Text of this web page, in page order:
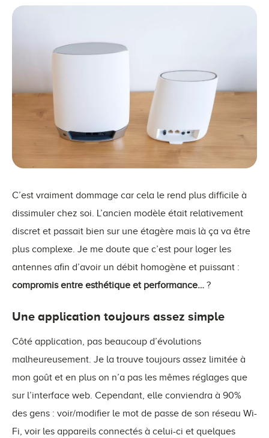
C’est vraiment dommage car cela le rend plus difficile à
dissimuler chez soi. L’ancien modèle était relativement
discret et passait bien sur une étagère mais là ça va être
plus complexe. Je me doute que c’est pour loger les
antennes afin d’avoir un débit homogène et puissant :
compromis entre esthétique et performance… ?
Une application toujours assez simple
Côté application, pas beaucoup d’évolutions
malheureusement. Je la trouve toujours assez limitée à
mon goût et en plus on n’a pas les mêmes réglages que
sur l’interface web. Cependant, elle conviendra à 90%
des gens : voir/modifier le mot de passe de son réseau Wi-
Fi, voir les appareils connectés à celui-ci et quelques